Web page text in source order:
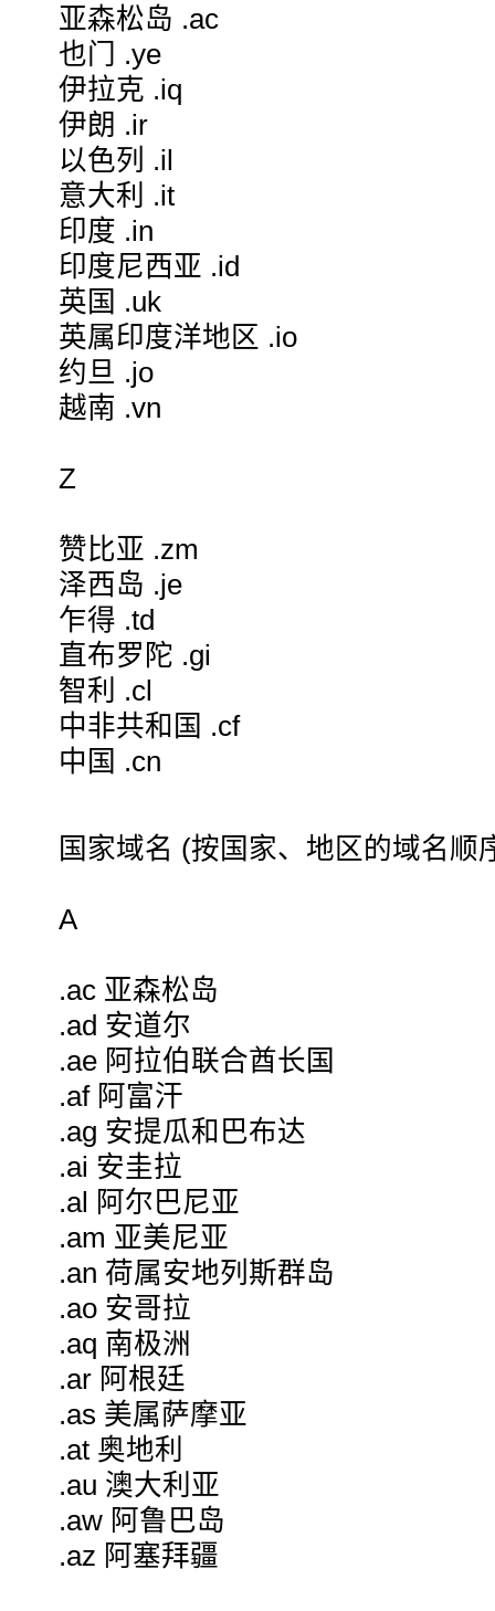
亚森松岛 .ac
也门 .ye
伊拉克 .iq
伊朗 .ir
以色列 .il
意大利 .it
印度 .in
印度尼西亚 .id
英国 .uk
英属印度洋地区 .io
约旦 .jo
越南 .vn
Z
赞比亚 .zm
泽西岛 .je
乍得 .td
直布罗陀 .gi
智利 .cl
中非共和国 .cf
中国 .cn
国家域名 (按国家、地区的域名顺
A
.ac 亚森松岛
.ad 安道尔
.ae 阿拉伯联合酋长国
.af 阿富汗
.ag 安提瓜和巴布达
.ai 安圭拉
.al 阿尔巴尼亚
.am 亚美尼亚
.an 荷属安地列斯群岛
.ao 安哥拉
.aq 南极洲
.ar 阿根廷
.as 美属萨摩亚
.at 奥地利
.au 澳大利亚
.aw 阿鲁巴岛
.az 阿塞拜疆